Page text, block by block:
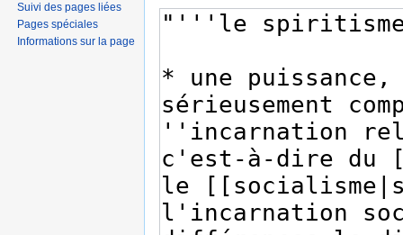
Suivi des pages liées
Pages spéciales
Informations sur la page